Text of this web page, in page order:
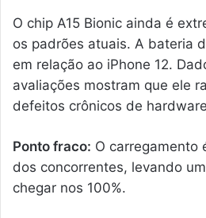
O chip A15 Bionic ainda é
os padrões atuais. A bateria
em relação ao iPhone 12.
avaliações mostram que ele
defeitos crônicos de
Ponto fraco: O carregamento
dos concorrentes, levando
chegar nos 100%.